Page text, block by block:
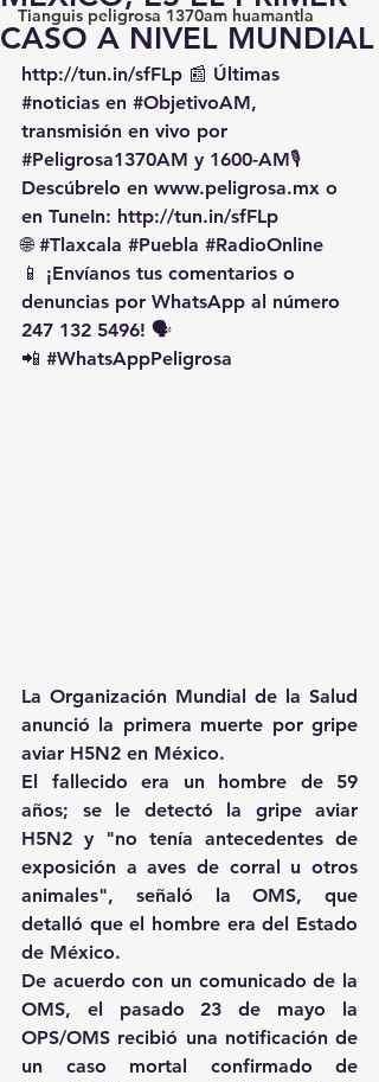
Tianguis peligrosa 1370am huamantla
CASO A NIVEL MUNDIAL
http://tun.in/sfFLp 📰 Últimas
#noticias en #ObjetivoAM,
transmisión en vivo por
#Peligrosa1370AM y 1600-AM🎙️
Descúbrelo en www.peligrosa.mx o
en TuneIn: http://tun.in/sfFLp
🌐 #Tlaxcala #Puebla #RadioOnline
📱 ¡Envíanos tus comentarios o
denuncias por WhatsApp al número
247 132 5496! 🗣️
📲 #WhatsAppPeligrosa
La Organización Mundial de la Salud
anunció la primera muerte por gripe
aviar H5N2 en México.
El fallecido era un hombre de 59
años; se le detectó la gripe aviar
H5N2 y "no tenía antecedentes de
exposición a aves de corral u otros
animales", señaló la OMS, que
detalló que el hombre era del Estado
de México.
De acuerdo con un comunicado de la
OMS, el pasado 23 de mayo la
OPS/OMS recibió una notificación de
un caso mortal confirmado de